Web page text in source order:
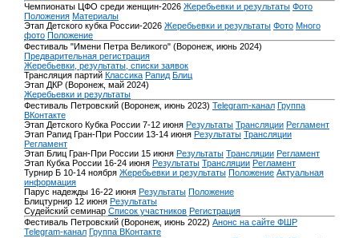
Чемпионаты ЦФО среди женщин-2026 Жеребьевки и результаты Фото
Положения Материалы
Этап Детского кубка России-2026 Жеребьевки и результаты Фото Много
фото Положение
Фестиваль "Имени Петра Великого" (Воронеж, июнь 2024)
Предварительная регистрация
Жеребьевки, результаты, списки заявок
Трансляция партий Классика Рапид Блиц
Этап ДКР (Воронеж, май 2024)
Жеребьевки и результаты
Фестиваль Петровский (Воронеж, июнь 2023) Telegram-канал Группа
ВКонтакте
Этап Детского Кубка России 7-12 июня Результаты Трансляции Регламент
Этап Рапид Гран-При России 13-14 июня Результаты Трансляции
Регламент
Этап Блиц Гран-При России 15 июня Результаты Трансляции Регламент
Этап Кубка России 16-24 июня Результаты Трансляции Регламент
Турнир Б 10-14 ноября Жеребьевки и результаты Положение Актуальная
информация
Парус надежды 16-22 июня Результаты Положение
Блицтурнир 12 июня Результаты
Судейский семинар Список участников Регистрация
Фестиваль Петровский (Воронеж, июнь 2022) Анонс на сайте ФШР
Telegram-канал Группа ВКонтакте